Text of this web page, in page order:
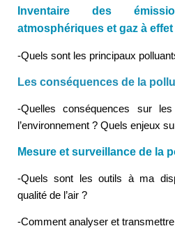
Inventaire des
atmosphériques et gaz à effet
-Quels sont les principaux
Les conséquences de la
-Quelles conséquences sur
l’environnement ? Quels enjeux
Mesure et surveillance de la
-Quels sont les outils à ma
qualité de l’air ?
-Comment analyser et